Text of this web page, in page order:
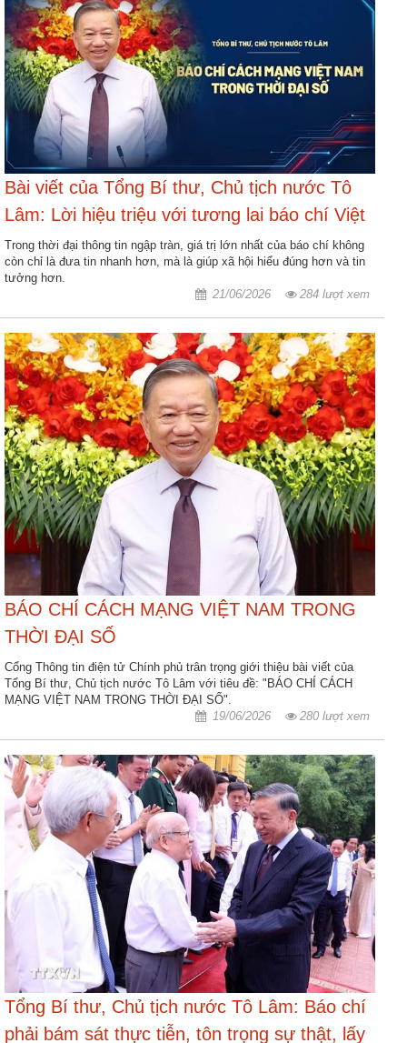
Bài viết của Tổng Bí thư, Chủ tịch nước Tô
Lâm: Lời hiệu triệu với tương lai báo chí Việt
Nam
Trong thời đại thông tin ngập tràn, giá trị lớn nhất của báo chí không
còn chỉ là đưa tin nhanh hơn, mà là giúp xã hội hiểu đúng hơn và tin
tưởng hơn.
21/06/2026
284 lượt xem
BÁO CHÍ CÁCH MẠNG VIỆT NAM TRONG
THỜI ĐẠI SỐ
Cổng Thông tin điện tử Chính phủ trân trọng giới thiệu bài viết của
Tổng Bí thư, Chủ tịch nước Tô Lâm với tiêu đề: "BÁO CHÍ CÁCH
MẠNG VIỆT NAM TRONG THỜI ĐẠI SỐ".
19/06/2026
280 lượt xem
Tổng Bí thư, Chủ tịch nước Tô Lâm: Báo chí
phải bám sát thực tiễn, tôn trọng sự thật, lấy